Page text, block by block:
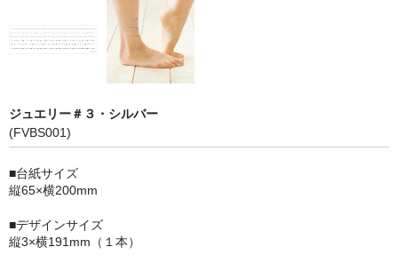
ジュエリー＃３・シルバー
(FVBS001)
■台紙サイズ
縦65×横200mm
■デザインサイズ
縦3×横191mm（１本）